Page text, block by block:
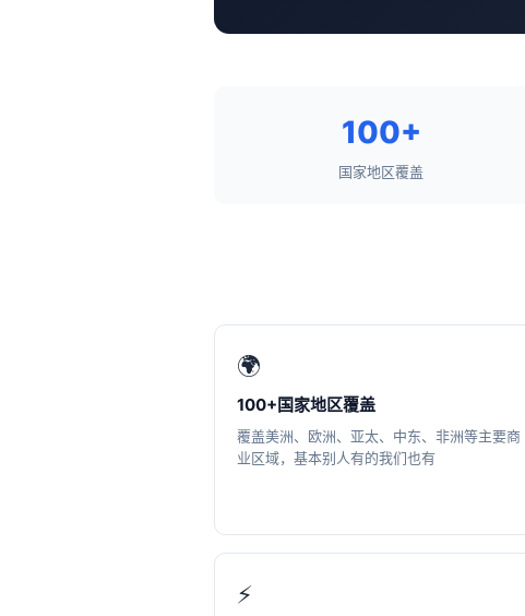
100+
国家地区覆盖
🌍
100+国家地区覆盖
覆盖美洲、欧洲、亚太、中东、非洲等主要商
业区域，基本别人有的我们也有
⚡